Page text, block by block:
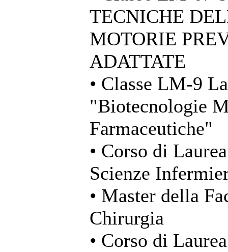
TECNICHE
MOTORIE
ADATTATE
• Classe LM-9
"Biotecnologie
Farmaceutiche"
• Corso di
Scienze
• Master della
Chirurgia
• Corso di